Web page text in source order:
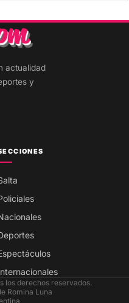
actualidad
y
los derechos reservados.
Romina Luna